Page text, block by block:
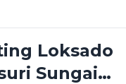
Loksado
Sungai